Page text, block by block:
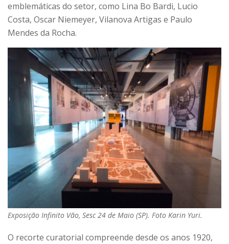
emblemáticas do setor, como Lina Bo Bardi, Lucio
Costa, Oscar Niemeyer, Vilanova Artigas e Paulo
Mendes da Rocha.
Exposição Infinito Vão, Sesc 24 de Maio (SP). Foto Karin Yuri.
O recorte curatorial compreende desde os anos 1920,